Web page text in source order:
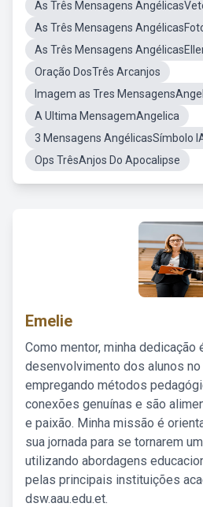
As Três Mensagens
As Três Mensagens
As Três Mensagens
Oração DosTrês Arcanjos
Imagem as Tres
A Ultima MensagemAngelica
3 Mensagens AngélicasSímbolo
Ops TrêsAnjos Do Apocalipse
Emelie
Como mentor, minha dedicação
desenvolvimento dos alunos
empregando métodos
conexões genuínas e são
e paixão. Minha missão é
sua jornada para se tornarem
utilizando abordagens
pelas principais instituições
dsw.aau.edu.et.